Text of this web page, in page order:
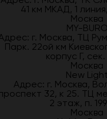
41 км МКАД, 1
Москва
MY-BURO
г. Москва, ТЦ
Парк. 22ой км
корпус Г,
Москва
New Light
Адрес: г. Москва,
32, к 25. ТЦ
2 этаж, п.
Москва